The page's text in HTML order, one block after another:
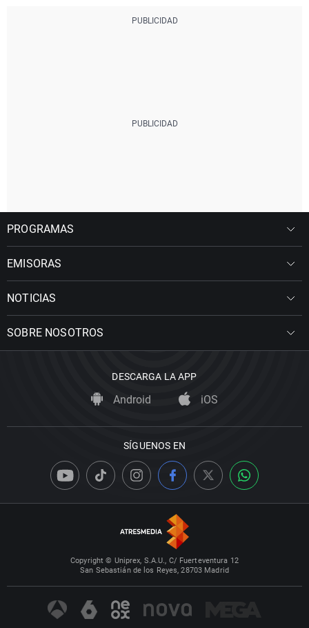
PROGRAMAS
EMISORAS
NOTICIAS
SOBRE NOSOTROS
DESCARGA LA APP
Android iOS
SÍGUENOS EN
Copyright © Uniprex, S.A.U., C/ Fuerteventura 12
San Sebastián de los Reyes, 28703 Madrid